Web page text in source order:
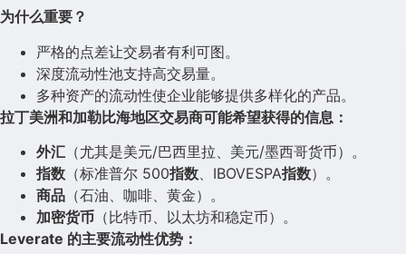
为什么重要？
严格的点差让交易者有利可图。
深度流动性池支持高交易量。
多种资产的流动性使企业能够提供多样化的产品。
拉丁美洲和加勒比海地区交易商可能希望获得的信息：
外汇 （尤其是美元/巴西里拉、美元/墨西哥货币）。
指数 （标准普尔 500指数、IBOVESPA指数）。
商品 （石油、咖啡、黄金）。
加密货币 （比特币、以太坊和稳定币）。
Leverate 的主要流动性优势：